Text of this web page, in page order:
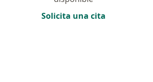
Solicita una cita